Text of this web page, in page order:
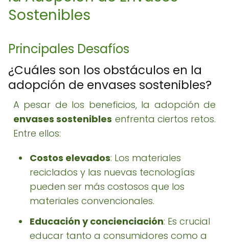
Sostenibles
Principales Desafíos
¿Cuáles son los obstáculos en la
adopción de envases sostenibles?
A pesar de los beneficios, la adopción de
envases sostenibles enfrenta ciertos retos.
Entre ellos:
Costos elevados: Los materiales
reciclados y las nuevas tecnologías
pueden ser más costosos que los
materiales convencionales.
Educación y concienciación: Es crucial
educar tanto a consumidores como a